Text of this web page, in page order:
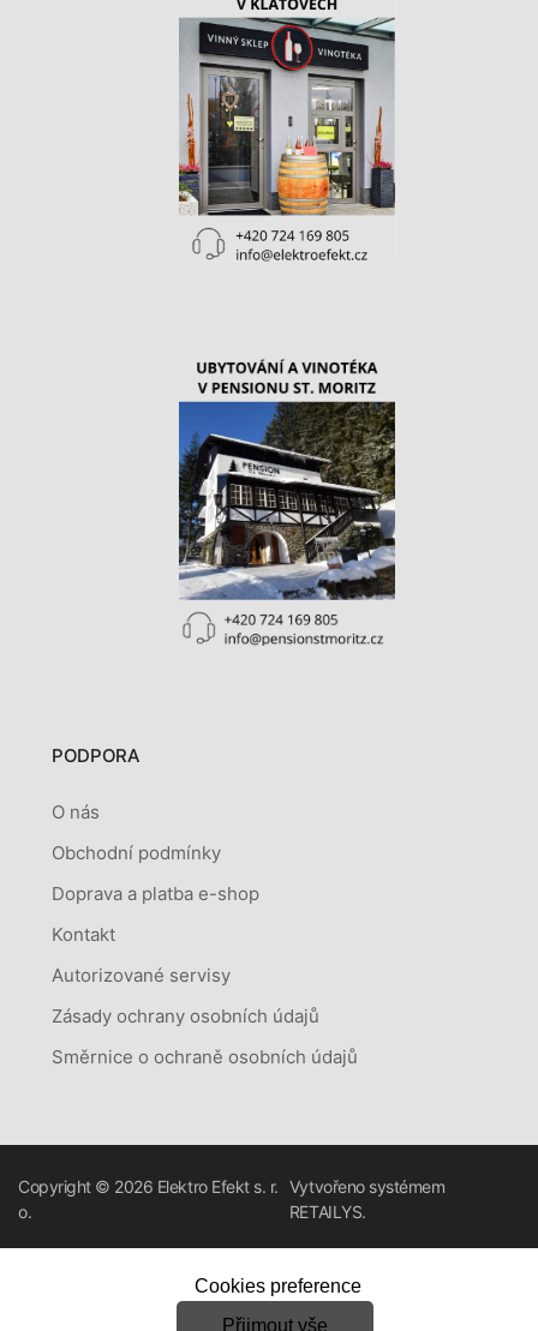
PODPORA
O nás
Obchodní podmínky
Doprava a platba e-shop
Kontakt
Autorizované servisy
Zásady ochrany osobních údajů
Směrnice o ochraně osobních údajů
Copyright © 2026 Elektro Efekt s. r.
o.
Vytvořeno systémem
RETAILYS.
Cookies preference
Přijmout vše